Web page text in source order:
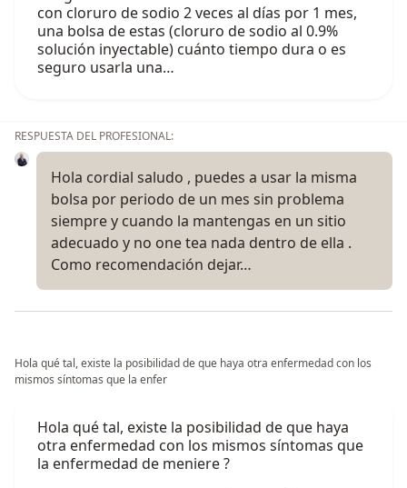
con cloruro de sodio 2 veces al días por 1 mes,
una bolsa de estas (cloruro de sodio al 0.9%
solución inyectable) cuánto tiempo dura o es
seguro usarla una…
RESPUESTA DEL PROFESIONAL:
Hola cordial saludo , puedes a usar la misma
bolsa por periodo de un mes sin problema
siempre y cuando la mantengas en un sitio
adecuado y no one tea nada dentro de ella .
Como recomendación dejar…
Hola qué tal, existe la posibilidad de que haya otra enfermedad con los
mismos síntomas que la enfer
Hola qué tal, existe la posibilidad de que haya
otra enfermedad con los mismos síntomas que
la enfermedad de meniere ?